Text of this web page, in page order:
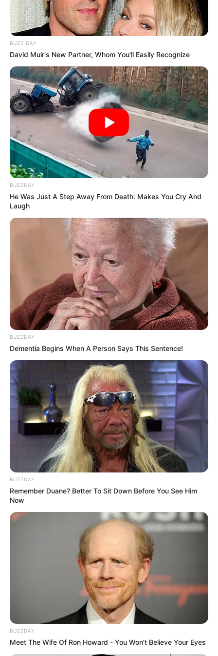
BUZZ DAY
David Muir's New Partner, Whom You'll Easily Recognize
BUZZDAY
He Was Just A Step Away From Death: Makes You Cry And
Laugh
BUZZDAY
Dementia Begins When A Person Says This Sentence!
BUZZDAY
Remember Duane? Better To Sit Down Before You See Him
Now
BUZZDAY
Meet The Wife Of Ron Howard - You Won't Believe Your Eyes